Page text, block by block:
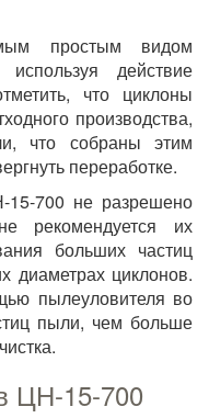
простым видом
действие
что циклоны
производства,
что собраны этим
переработке.
15-700 не разрешено
рекомендуется их
больших частиц
диаметрах циклонов.
пылеуловителя во
пыли, чем больше
ЦН-15-700